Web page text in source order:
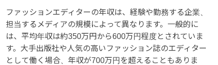
ファッションエディターの年収は、経験や勤務する企業、
担当するメディアの規模によって異なります。一般的に
は、平均年収は約350万円から600万円程度とされていま
す。大手出版社や人気の高いファッション誌のエディター
として働く場合、年収が700万円を超えることもありま